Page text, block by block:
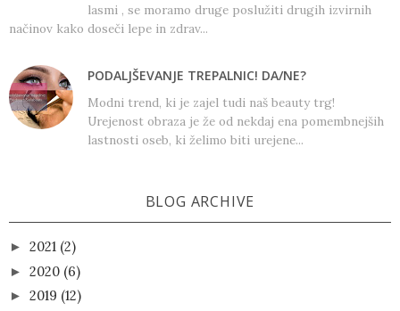
lasmi , se moramo druge poslužiti drugih izvirnih
načinov kako doseči lepe in zdrav...
PODALJŠEVANJE TREPALNIC! DA/NE?
Modni trend, ki je zajel tudi naš beauty trg!
Urejenost obraza je že od nekdaj ena pomembnejših
lastnosti oseb, ki želimo biti urejene...
BLOG ARCHIVE
► 2021 (2)
► 2020 (6)
► 2019 (12)